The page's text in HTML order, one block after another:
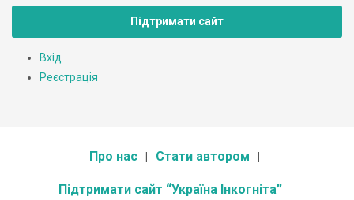
Підтримати сайт
Вхід
Реєстрація
Про нас Стати автором
Підтримати сайт “Україна Інкогніта”